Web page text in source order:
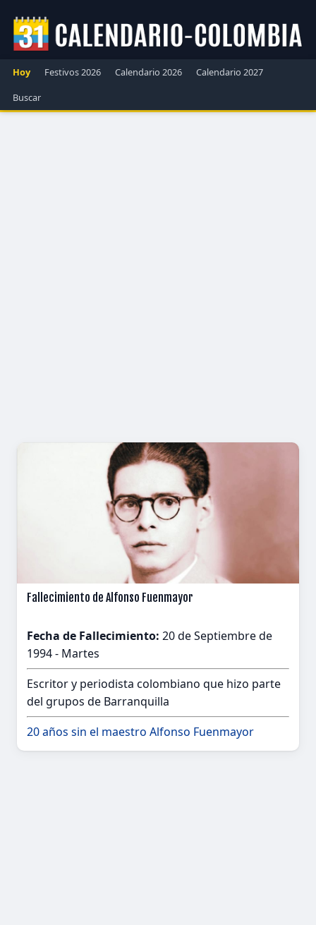
Hoy Festivos 2026 Calendario 2026
Calendario 2027
Buscar
Fallecimiento de Alfonso Fuenmayor
Fecha de Fallecimiento: 20 de Septiembre de
1994 - Martes
Escritor y periodista colombiano que hizo parte
del grupos de Barranquilla
20 años sin el maestro Alfonso Fuenmayor